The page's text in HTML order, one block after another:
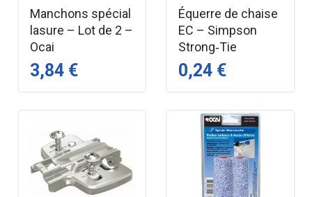
Manchons spécial
lasure – Lot de 2 –
Ocai
3,84 €
Équerre de chaise
EC – Simpson
Strong‑Tie
0,24 €